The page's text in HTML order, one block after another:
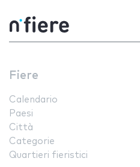
Fiere
Calendario
Paesi
Città
Categorie
Quartieri fieristici